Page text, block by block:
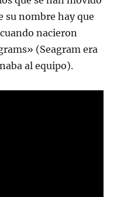
su nombre hay que
nacieron
(Seagram era
al equipo).